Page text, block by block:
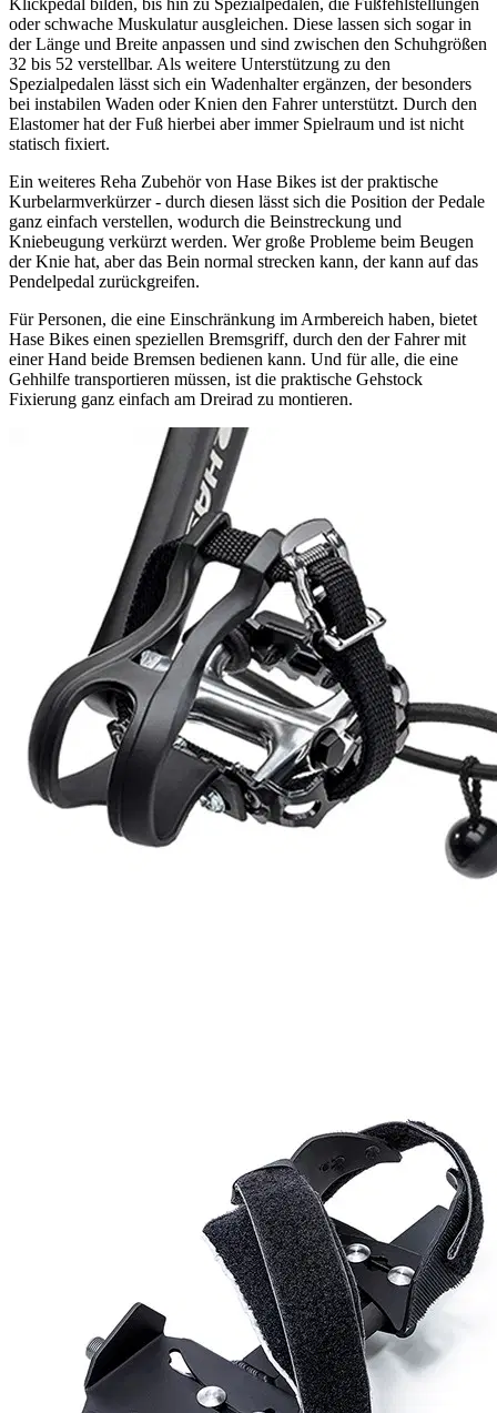
oder schwache Muskulatur ausgleichen. Diese lassen sich sogar in
der Länge und Breite anpassen und sind zwischen den Schuhgrößen
32 bis 52 verstellbar. Als weitere Unterstützung zu den
Spezialpedalen lässt sich ein Wadenhalter ergänzen, der besonders
bei instabilen Waden oder Knien den Fahrer unterstützt. Durch den
Elastomer hat der Fuß hierbei aber immer Spielraum und ist nicht
statisch fixiert.
Ein weiteres Reha Zubehör von Hase Bikes ist der praktische
Kurbelarmverkürzer - durch diesen lässt sich die Position der Pedale
ganz einfach verstellen, wodurch die Beinstreckung und
Kniebeugung verkürzt werden. Wer große Probleme beim Beugen
der Knie hat, aber das Bein normal strecken kann, der kann auf das
Pendelpedal zurückgreifen.
Für Personen, die eine Einschränkung im Armbereich haben, bietet
Hase Bikes einen speziellen Bremsgriff, durch den der Fahrer mit
einer Hand beide Bremsen bedienen kann. Und für alle, die eine
Gehhilfe transportieren müssen, ist die praktische Gehstock
Fixierung ganz einfach am Dreirad zu montieren.